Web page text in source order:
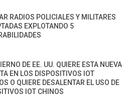
RADIOS POLICIALES Y MILITARES
EXPLOTANDO 5
DE EE. UU. QUIERE ESTA NUEVA
EN LOS DISPOSITIVOS IOT
O QUIERE DESALENTAR EL USO DE
IOT CHINOS